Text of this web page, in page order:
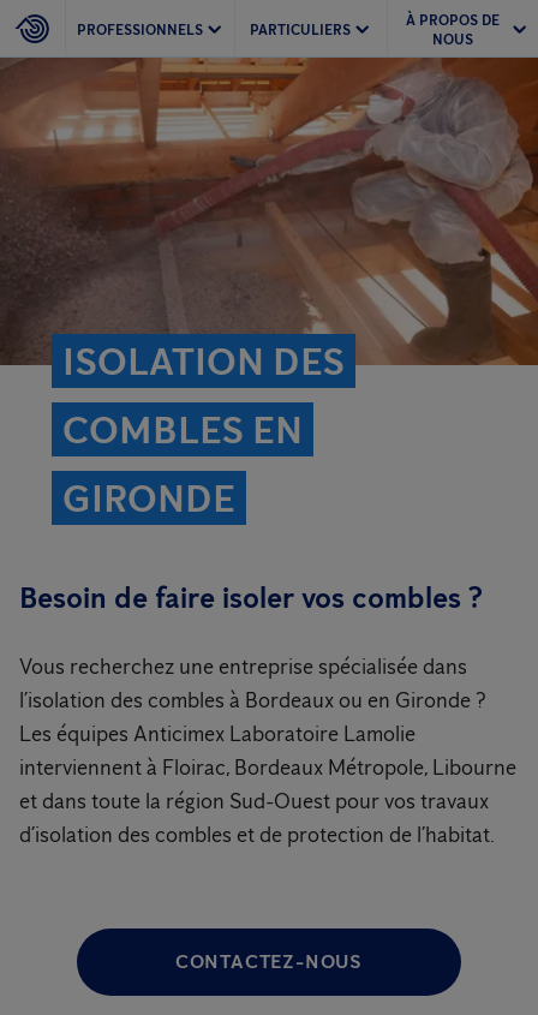
PROFESSIONNELS PARTICULIERS
À PROPOS DE
NOUS
ISOLATION DES
COMBLES EN
GIRONDE
Besoin de faire isoler vos combles ?
Vous recherchez une entreprise spécialisée dans
l’isolation des combles à Bordeaux ou en Gironde ?
Les équipes Anticimex Laboratoire Lamolie
interviennent à Floirac, Bordeaux Métropole, Libourne
et dans toute la région Sud-Ouest pour vos travaux
d’isolation des combles et de protection de l’habitat.
CONTACTEZ-NOUS